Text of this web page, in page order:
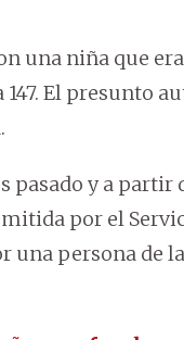
una niña que
El presunto
pasado y a partir
por el
persona de